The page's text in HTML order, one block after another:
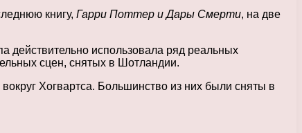
книгу, Гарри Поттер и Дары Смерти, на две
действительно использовала ряд реальных
сцен, снятых в Шотландии.
Хогвартса. Большинство из них были сняты в